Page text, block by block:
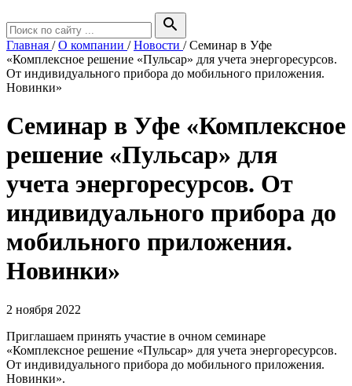
search
Главная /О компании /Новости /Семинар в Уфе
«Комплексное решение «Пульсар» для учета энергоресурсов.
От индивидуального прибора до мобильного приложения.
Новинки»
Семинар в Уфе «Комплексное
решение «Пульсар» для
учета энергоресурсов. От
индивидуального прибора до
мобильного приложения.
Новинки»
2 ноября 2022
Приглашаем принять участие в очном семинаре
«Комплексное решение «Пульсар» для учета энергоресурсов.
От индивидуального прибора до мобильного приложения.
Новинки».